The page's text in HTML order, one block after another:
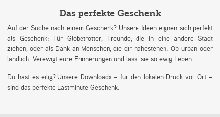
Das perfekte Geschenk
Auf der Suche nach einem Geschenk? Unsere Ideen eignen sich perfekt
als Geschenk: Für Globetrotter, Freunde, die in eine andere Stadt
ziehen, oder als Dank an Menschen, die dir nahestehen. Ob urban oder
ländlich. Verewigt eure Erinnerungen und lasst sie so ewig Leben.
Du hast es eilig? Unsere Downloads – für den lokalen Druck vor Ort –
sind das perfekte Lastminute Geschenk.